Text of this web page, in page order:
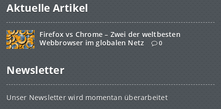
Aktuelle Artikel
Firefox vs Chrome – Zwei der weltbesten
Webbrowser im globalen Netz
0
Newsletter
Unser Newsletter wird momentan überarbeitet